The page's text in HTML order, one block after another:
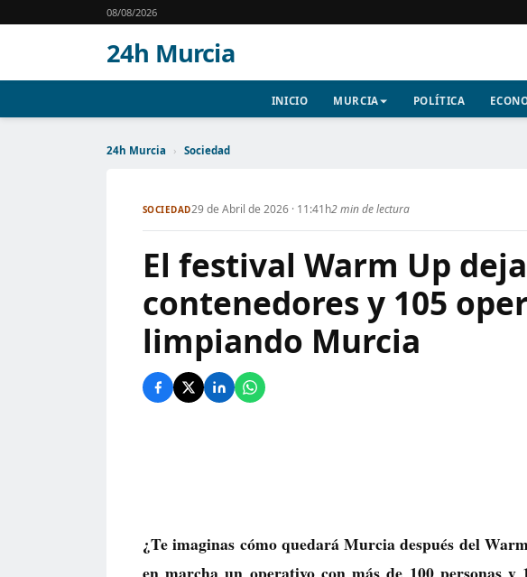
08/08/2026
24h Murcia
INICIO MURCIA POLÍTICA
24h Murcia › Sociedad
SOCIEDAD29 de Abril de 2026 · 11:41h2 min de lectura
El festival Warm Up
contenedores y 105
limpiando Murcia
¿Te imaginas cómo quedará Murcia después del